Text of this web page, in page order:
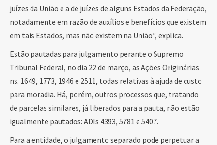
juízes da União e a de juízes de alguns Estados da Federação,
notadamente em razão de auxílios e benefícios que existem
em tais Estados, mas não existem na União”, explica.
Estão pautadas para julgamento perante o Supremo
Tribunal Federal, no dia 22 de março, as Ações Originárias
ns. 1649, 1773, 1946 e 2511, todas relativas à ajuda de custo
para moradia. Há, porém, outros processos que, tratando
de parcelas similares, já liberados para a pauta, não estão
igualmente pautados: ADIs 4393, 5781 e 5407.
Para a entidade, o julgamento separado pode perpetuar a